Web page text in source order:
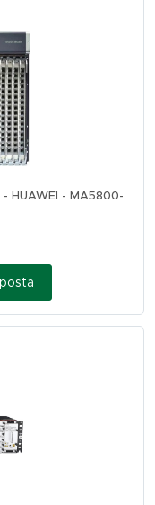
- HUAWEI - MA5800-